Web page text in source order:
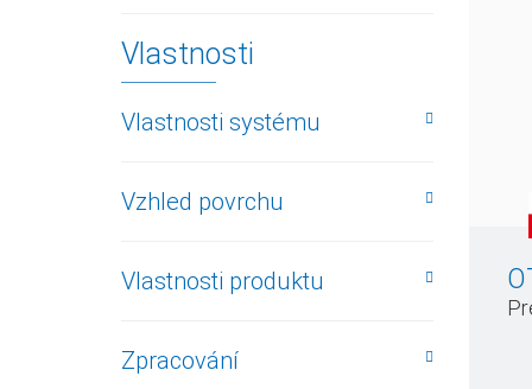
Vlastnosti
Vlastnosti systému
Vzhled povrchu
Vlastnosti produktu
Zpracování